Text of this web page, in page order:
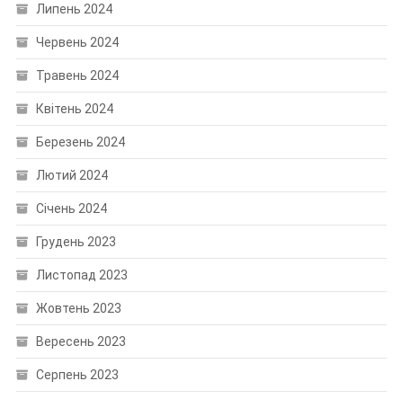
Липень 2024
Червень 2024
Травень 2024
Квітень 2024
Березень 2024
Лютий 2024
Січень 2024
Грудень 2023
Листопад 2023
Жовтень 2023
Вересень 2023
Серпень 2023